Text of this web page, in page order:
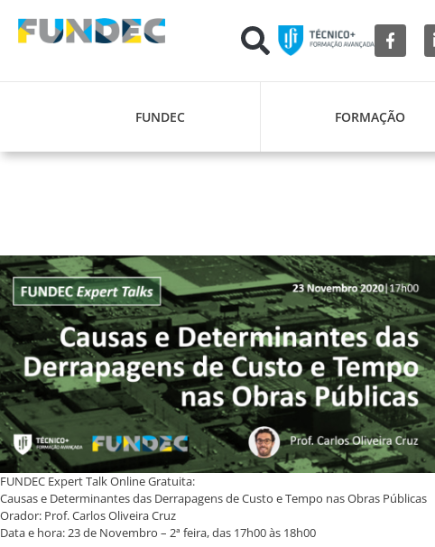
FUNDEC FORMAÇÃO
FUNDEC Expert Talk Online Gratuita:
Causas e Determinantes das Derrapagens de Custo e Tempo nas Obras Públicas
Orador: Prof. Carlos Oliveira Cruz
Data e hora: 23 de Novembro – 2ª feira, das 17h00 às 18h00